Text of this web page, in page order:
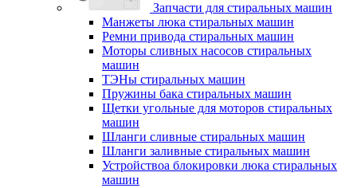
Запчасти для стиральных машин
Манжеты люка стиральных машин
Ремни привода стиральных машин
Моторы сливных насосов стиральных
машин
ТЭНы стиральных машин
Пружины бака стиральных машин
Щетки угольные для моторов стиральных
машин
Шланги сливные стиральных машин
Шланги заливные стиральных машин
Устройствоа блокировки люка стиральных
машин